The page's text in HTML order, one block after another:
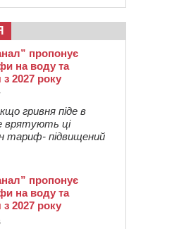
пропонує
на воду та
2027 року
гривня піде в
врятують ці
тариф- підвищений
пропонує
на воду та
2027 року